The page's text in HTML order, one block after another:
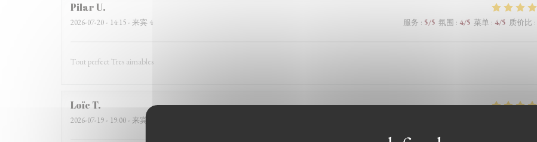
PilarU
2026-07-20- 14:15 - 来宾 4 服务 : 5/5 氛围 : 4/5 菜单: 4/5 质价比 :
Tout perfect Tres aimables
Loïc T
2026-07-19 - 19:00 - 来宾 2